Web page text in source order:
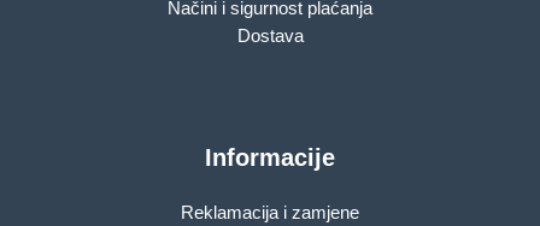
Načini i sigurnost plaćanja
Dostava
Informacije
Reklamacija i zamjene